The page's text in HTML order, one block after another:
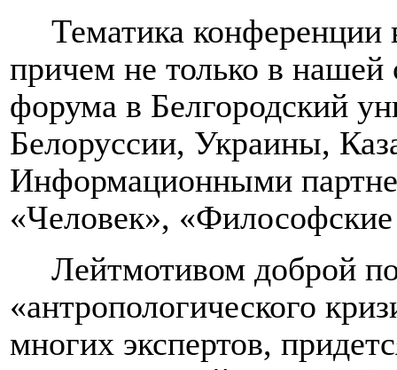
Тематика конференции
причем не только в нашей
форума в Белгородский
Белоруссии, Украины,
Информационными
«Человек»,
Лейтмотивом доброй
«антропологического
многих экспертов,